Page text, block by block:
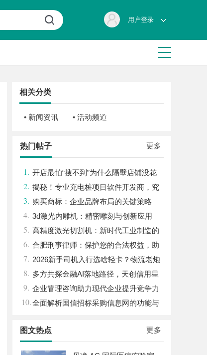
用户登录
相关分类
• 新闻资讯 • 活动频道
更多
热门帖子
1. 开店最怕“搜不到”为什么隔壁店铺没花
钱，ai却天天给他免费派单？
2. 揭秘！专业充电桩项目软件开发商，究
竟藏着哪些行业秘诀？
3. 购买商标：企业品牌布局的关键策略
4. 3d激光内雕机：精密雕刻与创新应用
5. 高精度激光切割机：新时代工业制造的
革命者
6. 合肥刑事律师：保护您的合法权益，助
您走出法律困境
7. 2026新手司机入行选啥轻卡？物流老炮
儿的深度选车经与标杆车型解析
8. 多方共探金融AI落地路径，天创信用星
图AI助力产业金融智能升级
9. 企业管理咨询助力现代企业提升竞争力
的实践与策略
10.全面解析国信招标采购信息网的功能与
更多
图文热点